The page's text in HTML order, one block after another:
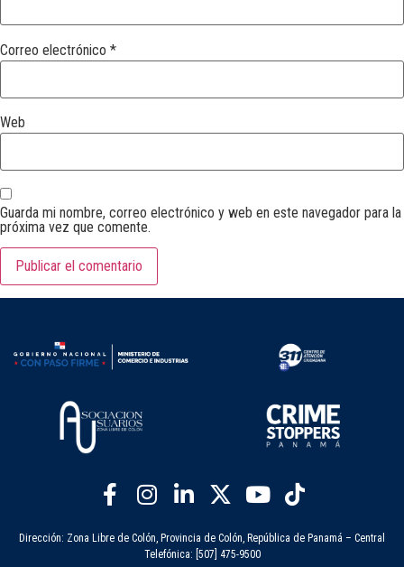
Correo electrónico *
Web
Guarda mi nombre, correo electrónico y web en este navegador para la
próxima vez que comente.
Dirección: Zona Libre de Colón, Provincia de Colón, República de Panamá – Central
Telefónica: [507] 475-9500